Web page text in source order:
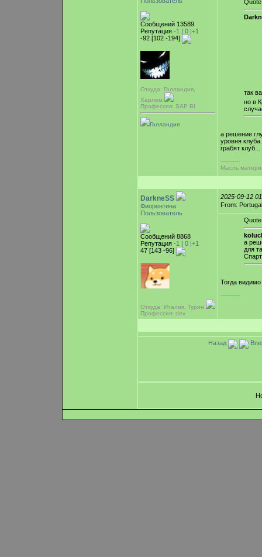
Сообщений 13589
Репутация -1 | 0 |+1
-92 [102 -194]
Откуда: Голландия,
Харлем
Профессия: SAP BI
Голландия
Quote
так
но в
а решение
уровня
грабят клуб...
-----------
Мысль
DarkneSS
Фиорентина
Пользователь
Сообщений 8868
Репутация -1 | 0 |+1
47 [143 -96]
Откуда: Италия, Турин
Профессия: dev
2025-09-12
From:
Quote
а
для
Тогда
-----------
Назад